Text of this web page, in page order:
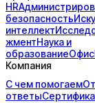
HR
безопасность
интеллект
жментНаука и
образованиеОфис
Компания
С чем помогаем
ответы